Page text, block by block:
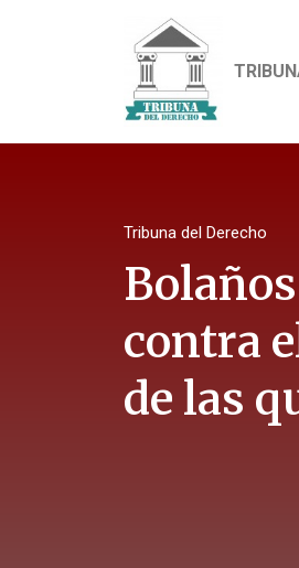
Tribuna del Derecho
contra
de las